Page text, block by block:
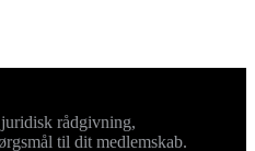
rådgivning,
til dit medlemskab.